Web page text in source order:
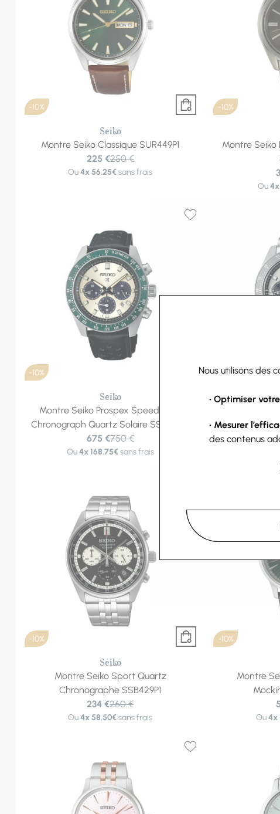
Nous utilisons des
• Optimiser
• Mesurer
des contenus
-10%
Seiko
Montre Seiko Classique SUR449P1
225 €250 €
Ou4x 56.25€sans frais
-10%
Montre Seiko
Ou4x
-10%
Seiko
Montre Seiko Prospex Speedtimer
Chronograph Quartz Solaire SSC943P1
675 €750 €
Ou4x 168.75€sans frais
-10%
Chronographe
-10%
Seiko
Montre Seiko Sport Quartz
Chronographe SSB429P1
234 €260 €
Ou4x 58.50€sans frais
-10%
Montre
Ou4x